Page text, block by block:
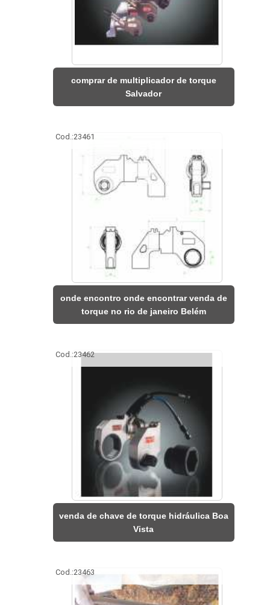
comprar de multiplicador de torque
Salvador
Cod.:23461
onde encontro onde encontrar venda de
torque no rio de janeiro Belém
Cod.:23462
venda de chave de torque hidráulica Boa
Vista
Cod.:23463